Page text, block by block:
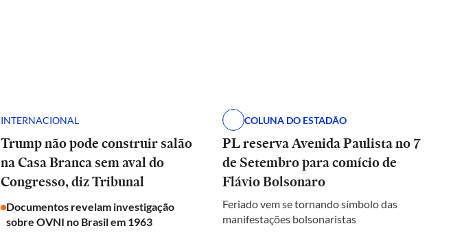
INTERNACIONAL
Trump não pode construir salão
na Casa Branca sem aval do
Congresso, diz Tribunal
Documentos revelam investigação
sobre OVNI no Brasil em 1963
COLUNA DO ESTADÃO
PL reserva Avenida Paulista no 7
de Setembro para comício de
Flávio Bolsonaro
Feriado vem se tornando símbolo das
manifestações bolsonaristas